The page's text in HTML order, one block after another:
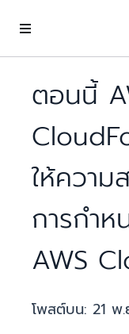
ตอนนี้
ให้ความ
การกำ
AWS
โพสต์บน: 21 พ